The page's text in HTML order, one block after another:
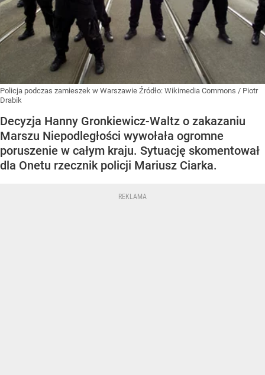
Policja podczas zamieszek w Warszawie Źródło: Wikimedia Commons / Piotr
Drabik
Decyzja Hanny Gronkiewicz-Waltz o zakazaniu
Marszu Niepodległości wywołała ogromne
poruszenie w całym kraju. Sytuację skomentował
dla Onetu rzecznik policji Mariusz Ciarka.